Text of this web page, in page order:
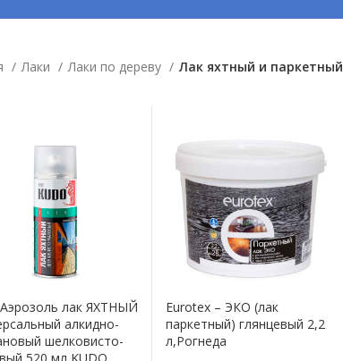
Лаки Лаки по дереву Лак яхтный и паркетный
лак ЯХТНЫЙ
алкидно-
шелковисто-
Eurotex – ЭКО (лак
паркетный) глянцевый 2,2
л,Рогнеда